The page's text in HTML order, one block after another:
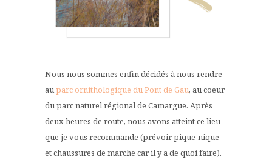
Nous nous sommes enfin décidés à nous rendre
auparc ornithologique du Pont de Gau, au coeur
du parc naturel régional de Camargue. Après
deux heures de route, nous avons atteint ce lieu
que je vous recommande (prévoir pique-nique
et chaussures de marche car il y a de quoi faire).